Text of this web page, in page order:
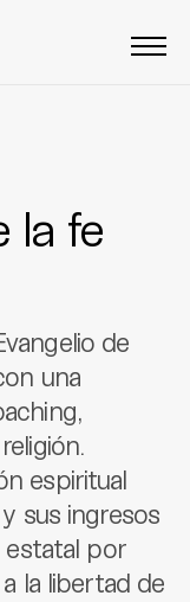
la fe
de
una
espiritual
sus ingresos
estatal por
la libertad de